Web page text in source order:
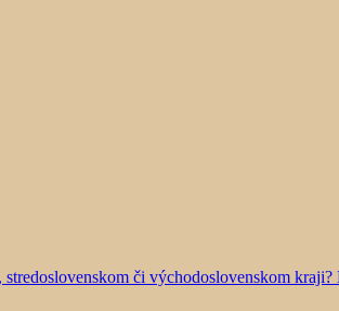
či východoslovenskom kraji?